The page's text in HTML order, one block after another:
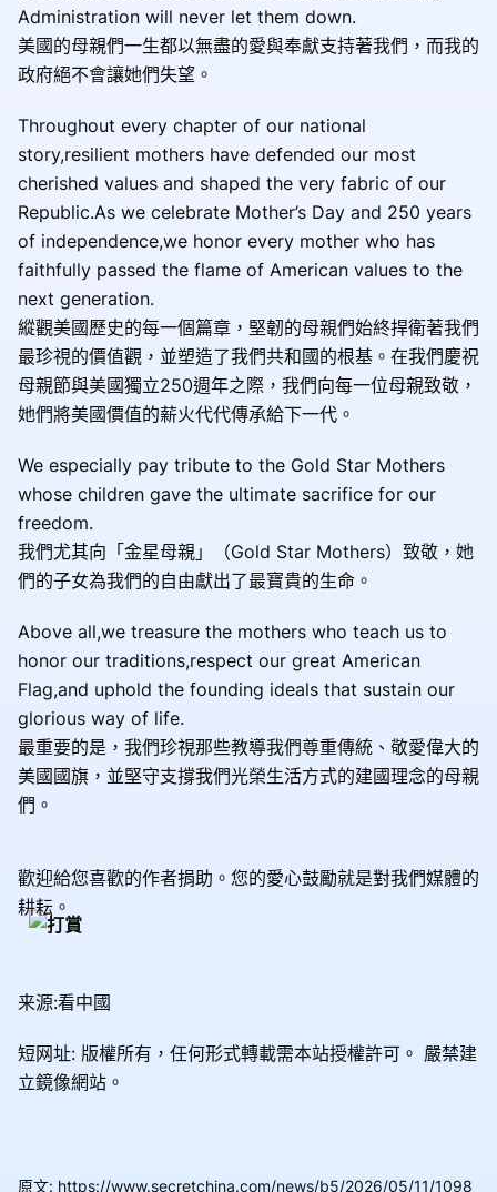
Administration will never let them down.
美國的母親們一生都以無盡的愛與奉獻支持著我們，而我的
政府絕不會讓她們失望。
Throughout every chapter of our national
story,resilient mothers have defended our most
cherished values and shaped the very fabric of our
Republic.As we celebrate Mother’s Day and 250 years
of independence,we honor every mother who has
faithfully passed the flame of American values to the
next generation.
縱觀美國歷史的每一個篇章，堅韌的母親們始終捍衛著我們
最珍視的價值觀，並塑造了我們共和國的根基。在我們慶祝
母親節與美國獨立250週年之際，我們向每一位母親致敬，
她們將美國價值的薪火代代傳承給下一代。
We especially pay tribute to the Gold Star Mothers
whose children gave the ultimate sacrifice for our
freedom.
我們尤其向「金星母親」（Gold Star Mothers）致敬，她
們的子女為我們的自由獻出了最寶貴的生命。
Above all,we treasure the mothers who teach us to
honor our traditions,respect our great American
Flag,and uphold the founding ideals that sustain our
glorious way of life.
最重要的是，我們珍視那些教導我們尊重傳統、敬愛偉大的
美國國旗，並堅守支撐我們光榮生活方式的建國理念的母親
們。
歡迎給您喜歡的作者捐助。您的愛心鼓勵就是對我們媒體的
耕耘。
来源:看中國
短网址: 版權所有，任何形式轉載需本站授權許可。 嚴禁建
立鏡像網站。
原文: https://www.secretchina.com/news/b5/2026/05/11/1098